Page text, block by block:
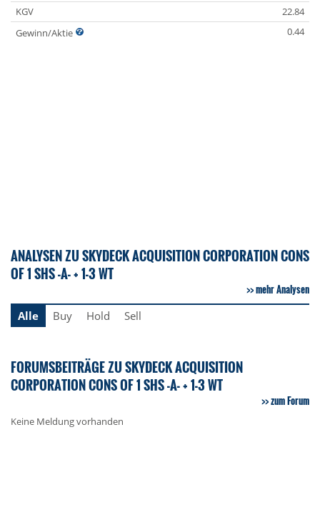
KGV
22.84
Gewinn/Aktie
0.44
ANALYSEN ZU SKYDECK ACQUISITION CORPORATION CONS
OF 1 SHS -A- + 1-3 WT
mehr Analysen
Alle
Buy Hold Sell
FORUMSBEITRÄGE ZU SKYDECK ACQUISITION
CORPORATION CONS OF 1 SHS -A- + 1-3 WT
zum Forum
Keine Meldung vorhanden